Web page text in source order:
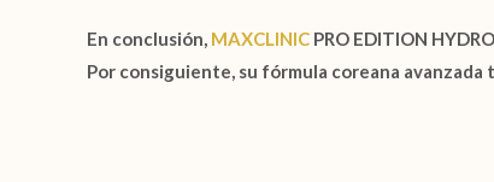
En conclusión, MAXCLINIC PRO EDITION
Por consiguiente, su fórmula coreana